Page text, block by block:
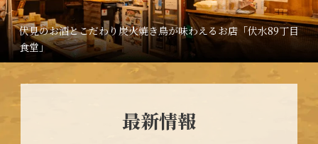
伏見のお酒とこだわり炭火焼き鳥が味わえるお店「伏水89丁目
食堂」
最新情報